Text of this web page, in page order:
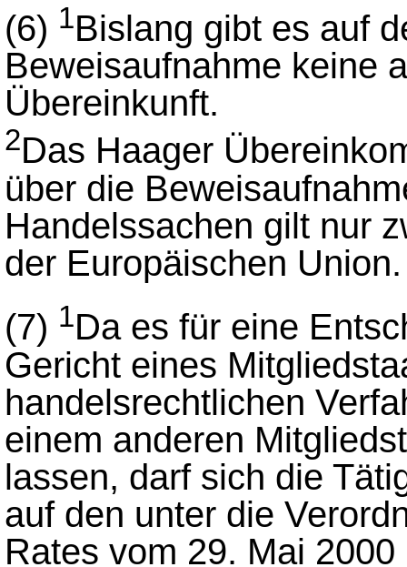
(6) 1Bislang gibt es auf
Beweisaufnahme keine
Übereinkunft.
2Das Haager
über die
Handelssachen gilt nur
der Europäischen Union.
(7) 1Da es für eine
Gericht eines
handelsrechtlichen
einem anderen
lassen, darf sich die
auf den unter die
Rates vom 29. Mai